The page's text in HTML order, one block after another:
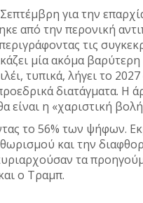
για την
από την περονική
τις
μία ακόμα βαρύτερη
τυπικά, λήγει το
διατάγματα. Η
είναι η «χαριστική
το 56% των ψήφων.
και την
τα
ο Τραμπ.